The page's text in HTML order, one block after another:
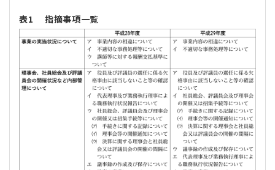
表1 指摘事項一覧